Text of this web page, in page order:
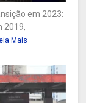
em 2023:
2019,
Mais